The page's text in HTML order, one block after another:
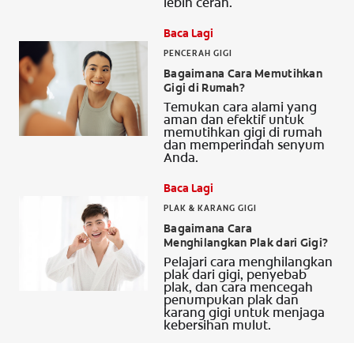
Baca Lagi
PENCERAH GIGI
Bagaimana Cara Memutihkan
Gigi di Rumah?
Temukan cara alami yang
aman dan efektif untuk
memutihkan gigi di rumah
dan memperindah senyum
Anda.
Baca Lagi
PLAK & KARANG GIGI
Bagaimana Cara
Menghilangkan Plak dari Gigi?
Pelajari cara menghilangkan
plak dari gigi, penyebab
plak, dan cara mencegah
penumpukan plak dan
karang gigi untuk menjaga
kebersihan mulut.